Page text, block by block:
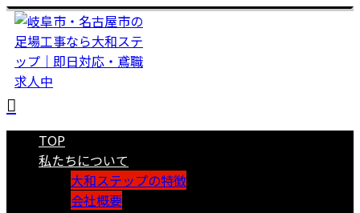
TOP
私たちについて
大和ステップの特徴
会社概要